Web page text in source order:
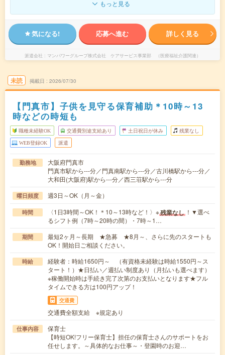
もっと見る
気になる! 応募へ進む 詳しく見る
派遣会社 マンパワーグループ株式会社 ケアサービス事業部 （医療福祉介護関連）
未読 掲載日 2026/07/30
【門真市】子供を見守る保育補助＊10時～13
時などの時短も
職種未経験OK 交通費別途支給あり 土日祝日が休み 残業なし
WEB登録OK 派遣
勤務地
大阪府門真市
門真市駅から---分／門真南駅から---分／古川橋駅から---分／
大和田(大阪府)駅から---分／西三荘駅から---分
曜日頻度 週3日～OK（月～金）
時間 〈1日3時間～OK！＊10～13時など！〉※残業なし ！▼選べ
るシフト例（7時～20時の間）・7時～1…
期間
最短2ヶ月～長期 ★急募 ★8月～、さらに先のスタートも
OK！開始日ご相談ください。
時給
経験者：時給1650円～ （有資格未経験は時給1550円～ス
タート！）★日払い／週払い制度あり（月払いも選べます）
※稼働開始時は手続き完了次第のお支払いとなります★フル
タイムできる方は100円アップ！
交通費
交通費全額支給 ※規定あり
仕事内容
保育士
【時短OK!フリー保育士】担任の保育士さんのサポートをお
任せします。～具体的なお仕事～・登園時のお迎…